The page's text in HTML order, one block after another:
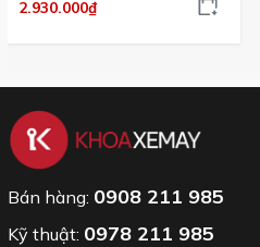
2.930.000₫
Bán hàng: 0908 211 985
Kỹ thuật: 0978 211 985